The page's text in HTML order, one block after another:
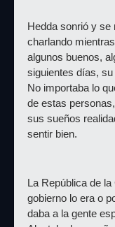
Hedda sonrió y se
charlando
algunos buenos,
siguientes días,
No importaba lo
de estas
sus sueños
sentir bien.
La República de
gobierno lo era o
daba a la gente